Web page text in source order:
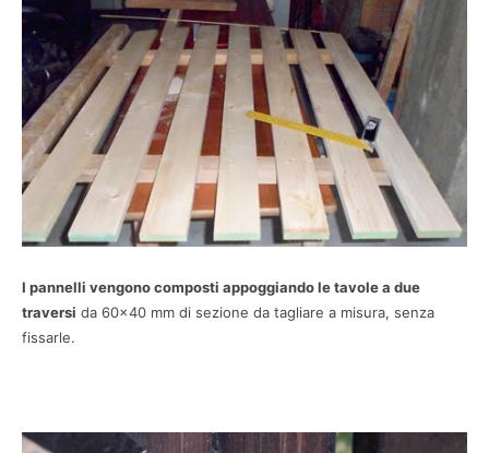
I pannelli vengono composti appoggiando le tavole a due
traversi da 60×40 mm di sezione da tagliare a misura, senza
fissarle.